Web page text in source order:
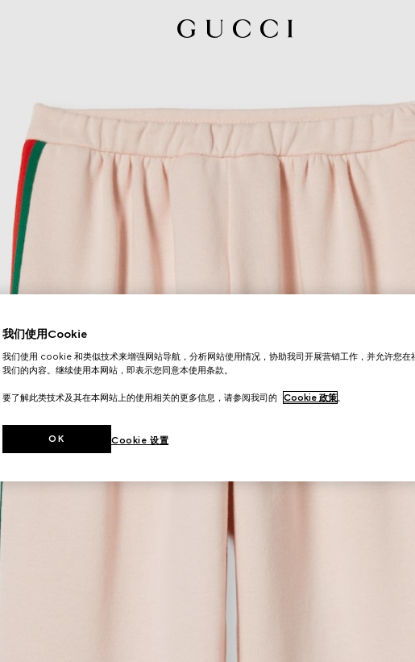
我们使用Cookie
我们使用 cookie 和类似技术来增强网站导航，分析网站使用情况，协助我司开展营销工作，并允许您在
我们的内容。继续使用本网站，即表示您同意本使用条款。
要了解此类技术及其在本网站上的使用相关的更多信息，请参阅我司的 Cookie 政策。
Cookie 设置
OK